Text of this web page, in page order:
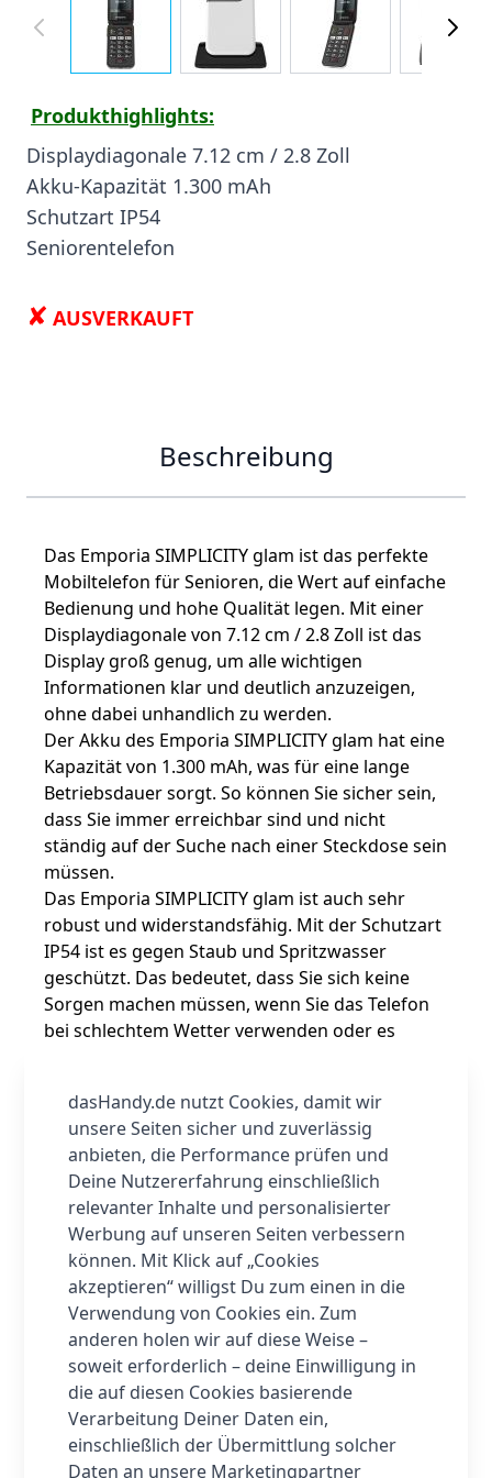
Produkthighlights:
Displaydiagonale 7.12 cm / 2.8 Zoll
Akku-Kapazität 1.300 mAh
Schutzart IP54
Seniorentelefon
✘ AUSVERKAUFT
Beschreibung
Das Emporia SIMPLICITY glam ist das perfekte
Mobiltelefon für Senioren, die Wert auf einfache
Bedienung und hohe Qualität legen. Mit einer
Displaydiagonale von 7.12 cm / 2.8 Zoll ist das
Display groß genug, um alle wichtigen
Informationen klar und deutlich anzuzeigen,
ohne dabei unhandlich zu werden.
Der Akku des Emporia SIMPLICITY glam hat eine
Kapazität von 1.300 mAh, was für eine lange
Betriebsdauer sorgt. So können Sie sicher sein,
dass Sie immer erreichbar sind und nicht
ständig auf der Suche nach einer Steckdose sein
müssen.
Das Emporia SIMPLICITY glam ist auch sehr
robust und widerstandsfähig. Mit der Schutzart
IP54 ist es gegen Staub und Spritzwasser
geschützt. Das bedeutet, dass Sie sich keine
Sorgen machen müssen, wenn Sie das Telefon
bei schlechtem Wetter verwenden oder es
einfach und intuitiv. Die großen Tasten und die
übersichtliche Menüführung machen es auch
für ältere Menschen leicht, das Telefon zu
benutzen. Es ist auch mit einer SOS-Taste
ausgestattet, die im Notfall schnell und einfach
Hilfe herbeirufen kann.
Das Emporia SIMPLICITY glam ist nicht nur
funktional, sondern sieht auch noch gut aus. Mit
seinem eleganten und modernen Design ist es
ein echter Hingucker. Es ist in verschiedenen
Farben erhältlich, um jedem Geschmack gerecht
zu werden.
Insgesamt ist das Emporia SIMPLICITY glam ein
ausgezeichnetes Mobiltelefon für Senioren, das
dasHandy.de nutzt Cookies, damit wir
unsere Seiten sicher und zuverlässig
anbieten, die Performance prüfen und
Deine Nutzererfahrung einschließlich
relevanter Inhalte und personalisierter
Werbung auf unseren Seiten verbessern
können. Mit Klick auf „Cookies
akzeptieren“ willigst Du zum einen in die
Verwendung von Cookies ein. Zum
anderen holen wir auf diese Weise –
soweit erforderlich – deine Einwilligung in
die auf diesen Cookies basierende
Verarbeitung Deiner Daten ein,
einschließlich der Übermittlung solcher
Daten an unsere Marketingpartner